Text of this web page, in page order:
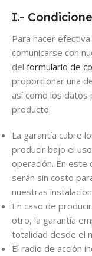
I.-
Para hacer
comunicarse con
del formulario de
proporcionar una
así como los datos
producto.
La garantía cubre
producir bajo el
operación. En este
serán sin costo
nuestras
En caso de
otro, la garantía
totalidad desde el
El radio de acción